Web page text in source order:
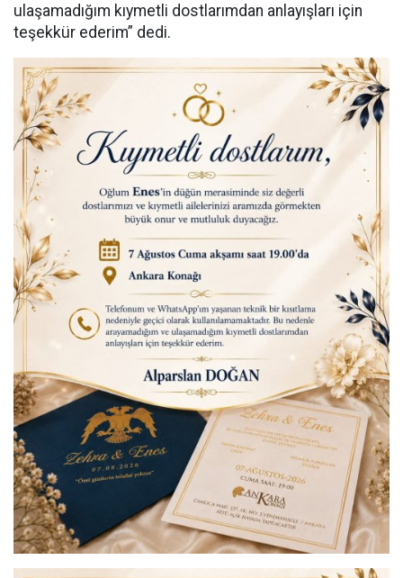
ulaşamadığım kıymetli dostlarımdan anlayışları için
teşekkür ederim” dedi.